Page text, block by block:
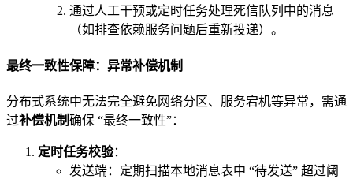
通过人工干预或定时任务处理死信队列中的消息
（如排查依赖服务问题后重新投递）。
最终一致性保障：异常补偿机制
分布式系统中无法完全避免网络分区、服务宕机等异常，需通
过补偿机制确保 “最终一致性”：
定时任务校验：
发送端：定期扫描本地消息表中 “待发送” 超过阈